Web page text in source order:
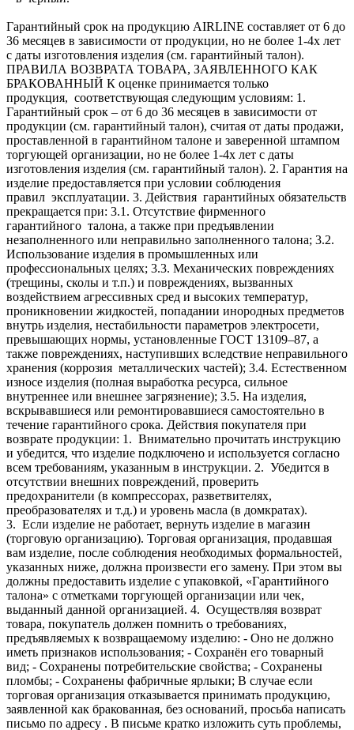
Гарантийный срок на продукцию AIRLINE составляет от 6 до
36 месяцев в зависимости от продукции, но не более 1-4х лет
с даты изготовления изделия (см. гарантийный талон).
ПРАВИЛА ВОЗВРАТА ТОВАРА, ЗАЯВЛЕННОГО КАК
БРАКОВАННЫЙ К оценке принимается только
продукция, соответствующая следующим условиям: 1.
Гарантийный срок – от 6 до 36 месяцев в зависимости от
продукции (см. гарантийный талон), считая от даты продажи,
проставленной в гарантийном талоне и заверенной штампом
торгующей организации, но не более 1-4х лет с даты
изготовления изделия (см. гарантийный талон). 2. Гарантия на
изделие предоставляется при условии соблюдения
правил эксплуатации. 3. Действия гарантийных обязательств
прекращается при: 3.1. Отсутствие фирменного
гарантийного талона, а также при предъявлении
незаполненного или неправильно заполненного талона; 3.2.
Использование изделия в промышленных или
профессиональных целях; 3.3. Механических повреждениях
(трещины, сколы и т.п.) и повреждениях, вызванных
воздействием агрессивных сред и высоких температур,
проникновении жидкостей, попадании инородных предметов
внутрь изделия, нестабильности параметров электросети,
превышающих нормы, установленные ГОСТ 13109–87, а
также повреждениях, наступивших вследствие неправильного
хранения (коррозия металлических частей); 3.4. Естественном
износе изделия (полная выработка ресурса, сильное
внутреннее или внешнее загрязнение); 3.5. На изделия,
вскрывавшиеся или ремонтировавшиеся самостоятельно в
течение гарантийного срока. Действия покупателя при
возврате продукции: 1. Внимательно прочитать инструкцию
и убедится, что изделие подключено и используется согласно
всем требованиям, указанным в инструкции. 2. Убедится в
отсутствии внешних повреждений, проверить
предохранители (в компрессорах, разветвителях,
преобразователях и т.д.) и уровень масла (в домкратах).
3. Если изделие не работает, вернуть изделие в магазин
(торговую организацию). Торговая организация, продавшая
вам изделие, после соблюдения необходимых формальностей,
указанных ниже, должна произвести его замену. При этом вы
должны предоставить изделие с упаковкой, «Гарантийного
талона» с отметками торгующей организации или чек,
выданный данной организацией. 4. Осуществляя возврат
товара, покупатель должен помнить о требованиях,
предъявляемых к возвращаемому изделию: - Оно не должно
иметь признаков использования; - Сохранён его товарный
вид; - Сохранены потребительские свойства; - Сохранены
пломбы; - Сохранены фабричные ярлыки; В случае если
торговая организация отказывается принимать продукцию,
заявленной как бракованная, без оснований, просьба написать
письмо по адресу . В письме кратко изложить суть проблемы,